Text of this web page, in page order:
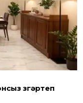
үзгәртеп